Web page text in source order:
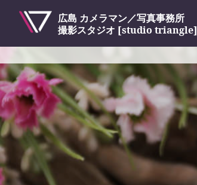
コ
ン
テ
ン
ツ
へ
ス
キ
広島 カメラマン／写真事務所
撮影スタジオ [studio triangle]